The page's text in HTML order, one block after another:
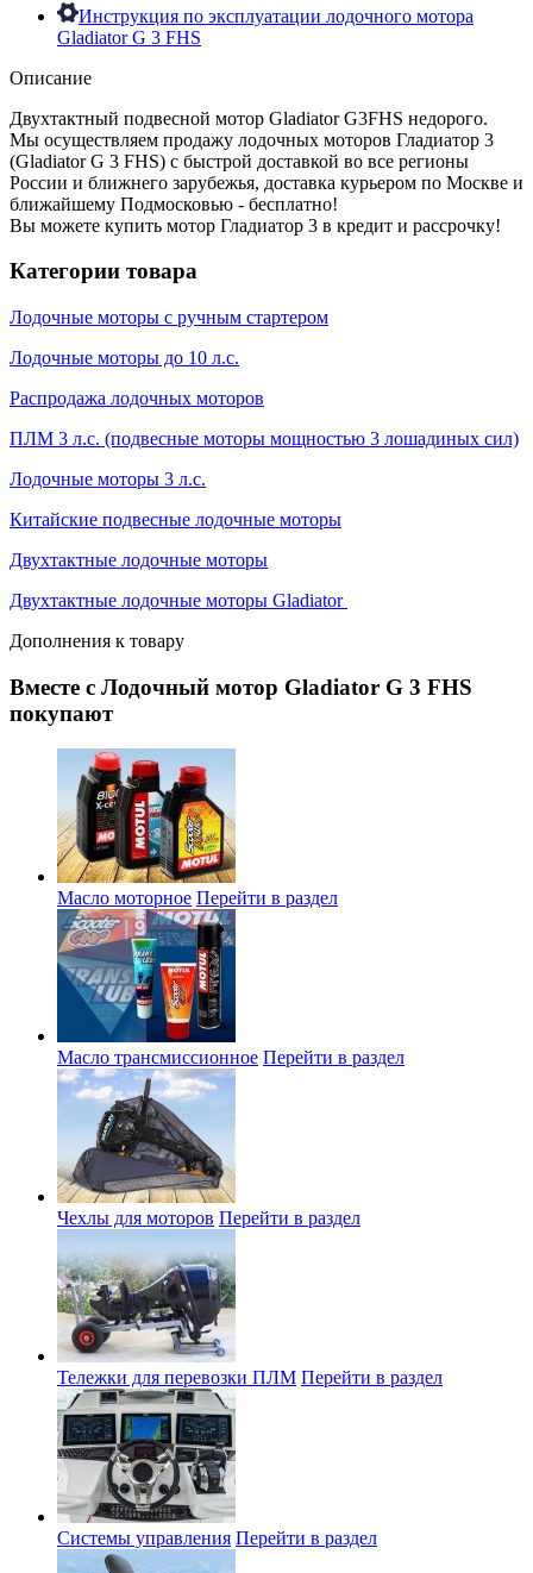
Инструкция по эксплуатации лодочного мотора
Gladiator G 3 FHS
Описание
Двухтактный подвесной мотор Gladiator G3FHS недорого.
Мы осуществляем продажу лодочных моторов Гладиатор 3
(Gladiator G 3 FHS) с быстрой доставкой во все регионы
России и ближнего зарубежья, доставка курьером по Москве и
ближайшему Подмосковью - бесплатно!
Вы можете купить мотор Гладиатор 3 в кредит и рассрочку!
Категории товара
Лодочные моторы с ручным стартером
Лодочные моторы до 10 л.с.
Распродажа лодочных моторов
ПЛМ 3 л.с. (подвесные моторы мощностью 3 лошадиных сил)
Лодочные моторы 3 л.с.
Китайские подвесные лодочные моторы
Двухтактные лодочные моторы
Двухтактные лодочные моторы Gladiator
Дополнения к товару
Вместе с Лодочный мотор Gladiator G 3 FHS
покупают
Масло моторное Перейти в раздел
Масло трансмиссионное Перейти в раздел
Чехлы для моторов Перейти в раздел
Тележки для перевозки ПЛМ Перейти в раздел
Системы управления Перейти в раздел